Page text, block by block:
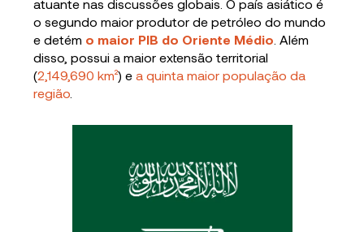
atuante nas discussões globais. O país asiático é
o segundo maior produtor de petróleo do mundo
e detém o maior PIB do Oriente Médio . Além
disso, possui a maior extensão territorial
(2,149,690 km²) ea quinta maior população da
região